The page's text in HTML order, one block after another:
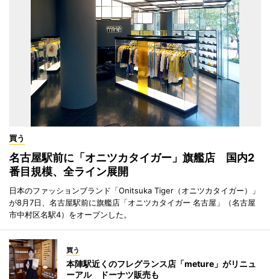
買う
名古屋駅前に「オニツカタイガー」旗艦店 国内2
番目規模、全ライン展開
日本のファッションブランド「Onitsuka Tiger（オニツカタイガー）」
が8月7日、名古屋駅前に旗艦店「オニツカタイガー 名古屋」（名古屋
市中村区名駅4）をオープンした。
買う
本陣駅近くのフレグランス店「meture」がリニュ
ーアル ドーナツ販売も